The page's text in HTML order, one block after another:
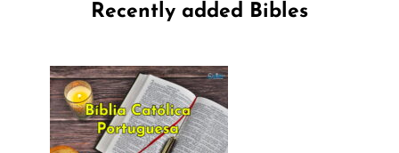
Recently added Bibles